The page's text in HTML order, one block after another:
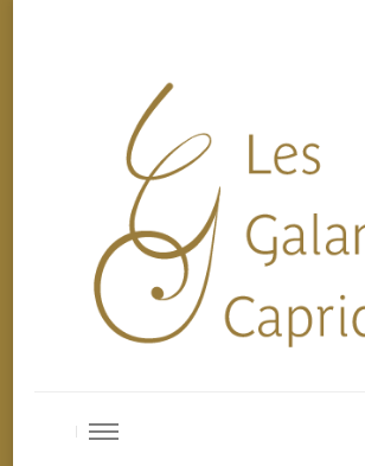
Les Galants